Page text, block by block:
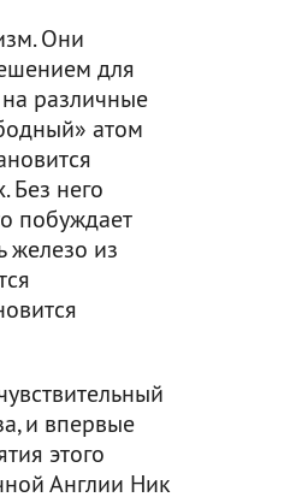
Они
для
различные
атом
Без него
побуждает
железо из
и впервые
этого
Англии Ник